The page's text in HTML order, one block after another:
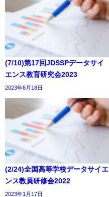
(7/10)第17回JDSSPデータサイ
エンス教育研究会2023
2023年6月18日
(2/24)全国高等学校データサイエ
ンス教員研修会2022
2023年1月17日